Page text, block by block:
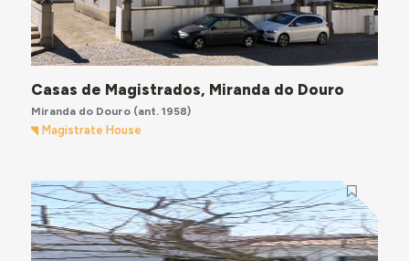
Casas de Magistrados, Miranda do Douro
Miranda do Douro(ant. 1958)
Magistrate House